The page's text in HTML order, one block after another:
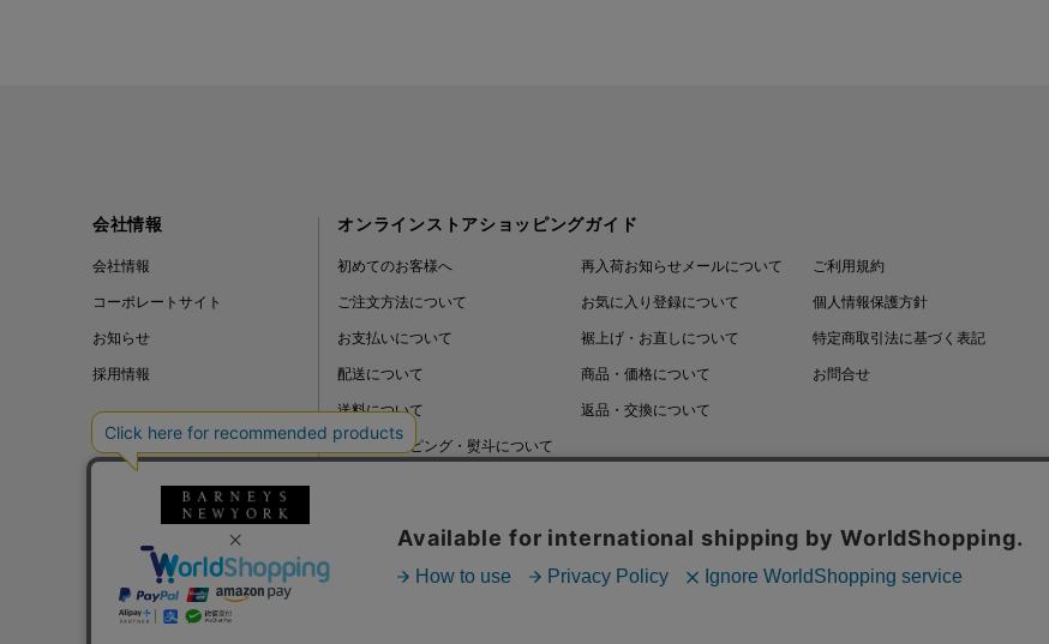
会社情報
会社情報
コーポレートサイト
お知らせ
採用情報
オンラインストアショッピングガイド
初めてのお客様へ
ご注文方法について
お支払いについて
配送について
送料について
ギフトラッピング・熨斗について
再入荷お知らせメールについて
お気に入り登録について
裾上げ・お直しについて
商品・価格について
返品・交換について
ご利用規約
個人情報保護方針
特定商取引法に基づく表記
お問合せ